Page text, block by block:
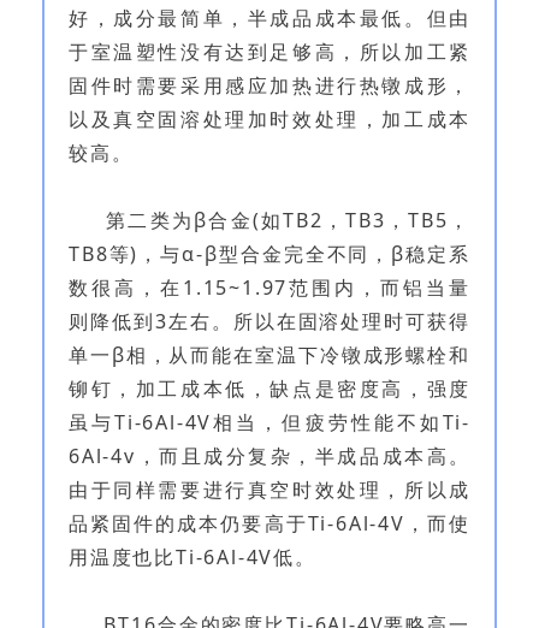
好，成分最简单，半成品成本最低。但由
于室温塑性没有达到足够高，所以加工紧
固件时需要采用感应加热进行热镦成形，
以及真空固溶处理加时效处理，加工成本
较高。
第二类为β合金(如TB2，TB3，TB5，
TB8等)，与α-β型合金完全不同，β稳定系
数很高，在1.15~1.97范围内，而铝当量
则降低到3左右。所以在固溶处理时可获得
单一β相，从而能在室温下冷镦成形螺栓和
铆钉，加工成本低，缺点是密度高，强度
虽与Ti-6Al-4V相当，但疲劳性能不如Ti-
6Al-4v，而且成分复杂，半成品成本高。
由于同样需要进行真空时效处理，所以成
品紧固件的成本仍要高于Ti-6Al-4V，而使
用温度也比Ti-6Al-4V低。